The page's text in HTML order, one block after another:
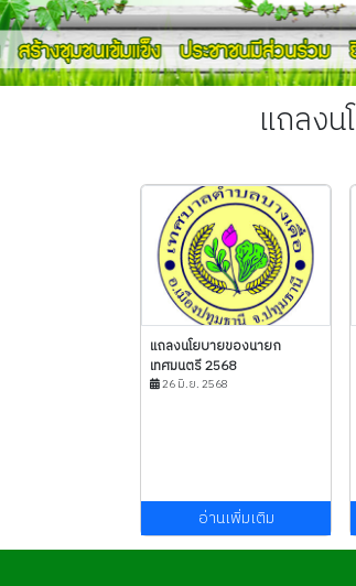
แถลงน
แถลงนโยบายของนายก
เทศมนตรี 2568
26 มิ.ย. 2568
อ่านเพิ่มเติม